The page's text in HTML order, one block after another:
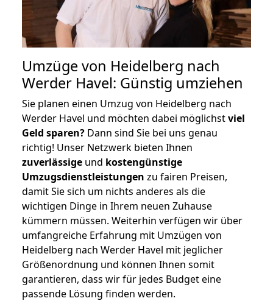
Umzüge von Heidelberg nach
Werder Havel: Günstig umziehen
Sie planen einen Umzug von Heidelberg nach
Werder Havel und möchten dabei möglichstviel
Geld sparen? Dann sind Sie bei uns genau
richtig! Unser Netzwerk bieten Ihnen
zuverlässige und kostengünstige
Umzugsdienstleistungen zu fairen Preisen,
damit Sie sich um nichts anderes als die
wichtigen Dinge in Ihrem neuen Zuhause
kümmern müssen. Weiterhin verfügen wir über
umfangreiche Erfahrung mit Umzügen von
Heidelberg nach Werder Havel mit jeglicher
Größenordnung und können Ihnen somit
garantieren, dass wir für jedes Budget eine
passende Lösung finden werden.